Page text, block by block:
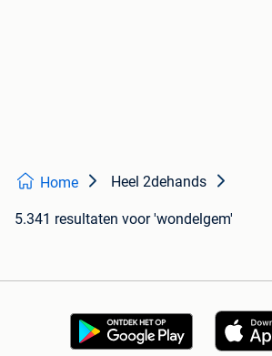
Home Heel 2dehands
5.341 resultaten voor 'wondelgem'